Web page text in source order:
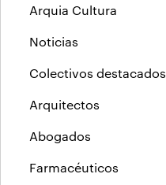
Arquia Cultura
Noticias
Colectivos destacados
Arquitectos
Abogados
Farmacéuticos